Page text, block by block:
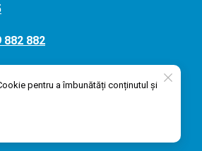
882 882
pentru a îmbunătăți conținutul și